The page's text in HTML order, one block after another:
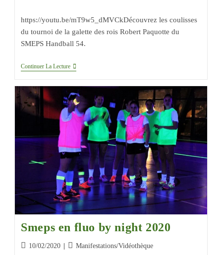
https://youtu.be/mT9w5_dMVCkDécouvrez les coulisses
du tournoi de la galette des rois Robert Paquotte du
SMEPS Handball 54.
Continuer La Lecture
Smeps en fluo by night 2020
10/02/2020 Manifestations/Vidéothèque